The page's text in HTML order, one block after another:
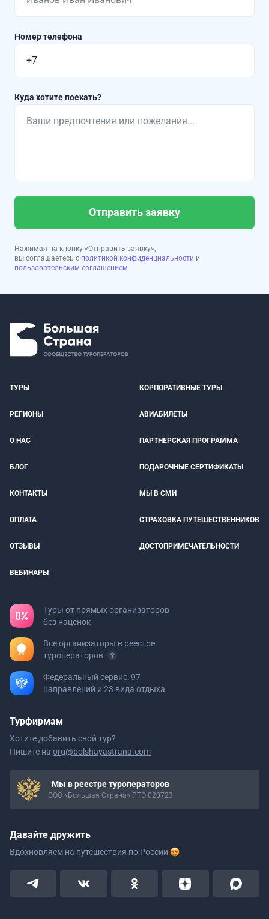
Номер телефона
Куда хотите поехать?
Отправить заявку
Нажимая на кнопку «Отправить заявку»,
вы соглашаетесь с политикой конфиденциальности и
пользовательским соглашением
ТУРЫ КОРПОРАТИВНЫЕ ТУРЫ
РЕГИОНЫ АВИАБИЛЕТЫ
О НАС ПАРТНЕРСКАЯ ПРОГРАММА
БЛОГ ПОДАРОЧНЫЕ СЕРТИФИКАТЫ
КОНТАКТЫ МЫ В СМИ
ОПЛАТА СТРАХОВКА ПУТЕШЕСТВЕННИКОВ
ОТЗЫВЫ ДОСТОПРИМЕЧАТЕЛЬНОСТИ
ВЕБИНАРЫ
Туры от прямых организаторов
без наценок
Все организаторы в реестре
туроператоров
Федеральный сервис: 97
направлений и 23 вида отдыха
Турфирмам
Хотите добавить свой тур?
Пишите на org@bolshayastrana.com
Мы в реестре туроператоров
ООО «Большая Страна» РТО 020723
Давайте дружить
Вдохновляем на путешествия по России